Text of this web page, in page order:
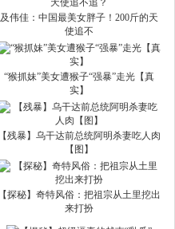
及伟佳：中国最美女胖子！200斤的天
使追不
“猴抓妹”美女遭猴子“强暴”走光【真
实】
【残暴】乌干达前总统阿明杀妻吃人肉
【图】
【探秘】奇特风俗：把祖宗从土里挖出
来打扮